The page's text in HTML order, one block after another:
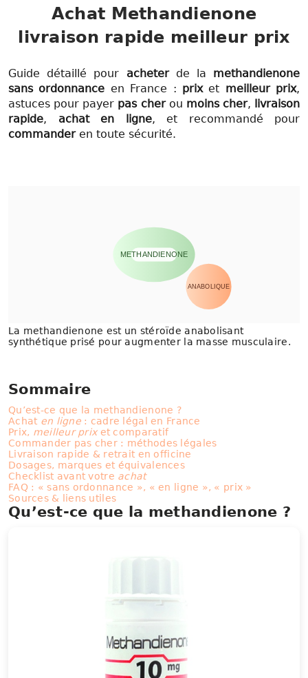
Achat Methandienone
livraison rapide meilleur prix
Guide détaillé pour acheterde la methandienone
sans ordonnance en France : prixet meilleur prix,
astuces pour payer pas cherou moins cher, livraison
rapide, achat en ligne, et recommandé pour
commanderen toute sécurité.
METHANDIENONE
ANABOLIQUE
La methandienone est un stéroïde anabolisant
synthétique prisé pour augmenter la masse musculaire.
Sommaire
Qu’est-ce que la methandienone ?
Achat en ligne: cadre légal en France
Prix, meilleur prixet comparatif
Commander pas cher : méthodes légales
Livraison rapide & retrait en officine
Dosages, marques et équivalences
Checklist avant votre achat
FAQ : « sans ordonnance », « en ligne », « prix »
Sources & liens utiles
Qu’est-ce que la methandienone ?